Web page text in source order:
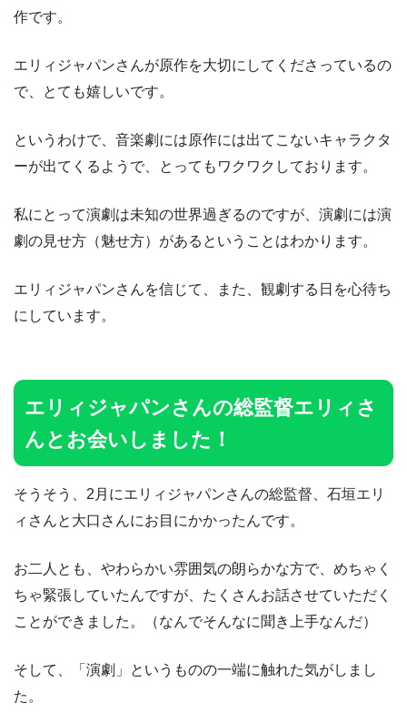
作です。
エリィジャパンさんが原作を大切にしてくださっているの
で、とても嬉しいです。
というわけで、音楽劇には原作には出てこないキャラクタ
ーが出てくるようで、とってもワクワクしております。
私にとって演劇は未知の世界過ぎるのですが、演劇には演
劇の見せ方（魅せ方）があるということはわかります。
エリィジャパンさんを信じて、また、観劇する日を心待ち
にしています。
エリィジャパンさんの総監督エリィさ
んとお会いしました！
そうそう、2月にエリィジャパンさんの総監督、石垣エリ
ィさんと大口さんにお目にかかったんです。
お二人とも、やわらかい雰囲気の朗らかな方で、めちゃく
ちゃ緊張していたんですが、たくさんお話させていただく
ことができました。（なんでそんなに聞き上手なんだ）
そして、「演劇」というものの一端に触れた気がしまし
た。